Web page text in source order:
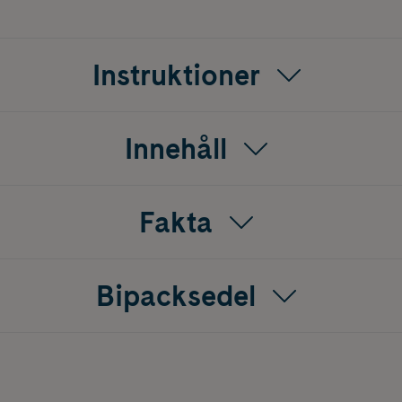
händerna tvättas efter beröring eller behandling av vårtor.
och omgivande hud torkas. Tänk även på att inte gå
Instruktioner
Innehåll
Fakta
Bipacksedel